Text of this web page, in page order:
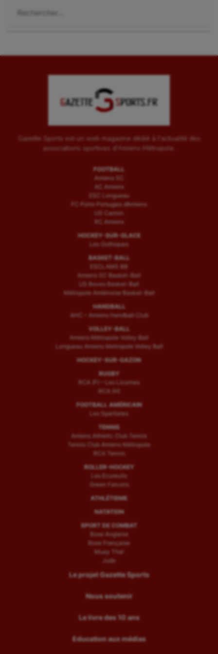
Gazette Sports est un web magazine dédié à l'actualité des
associations sportives d'Amiens Métropole.
FOOTBALL
Amiens SC
AC Amiens
ESC Longueau
FC Porto Portugais d’Amiens
US Camon
RC Amiens
HOCKEY-SUR-GLACE
Les Gothiques
BASKET-BALL
ESCLAMS BB
Amiens SC Basket-Ball
US Boves Basket-Ball
Métropole Amiénoise Basket-Ball
HANDBALL
AHC – Amiens Handball Club
VOLLEY-BALL
Amiens Métropole Volley Ball
Longueau Amiens Metropole Volley Ball
HOCKEY-SUR-GAZON
RUGBY
RCA (F) – Les Licornes
RCA (H)
FOOTBALL AMÉRICAIN
Les Spartiates
TENNIS
Amiens Athletic Club Tennis
Tennis Club Amiens Métropole
RCA Tennis
ROLLER-HOCKEY
Les Ecureuils
Green Falcons
ATHLÉTISME
NATATION
SPORT DE COMBAT
Boxe Anglaise
Boxe Française
Muay Thaï
Judo
Le projet Gazette Sports
Nous soutenir
Le livre des 10 ans
Education aux médias